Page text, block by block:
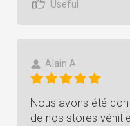
Useful
Alain A
Nous avons été
de nos stores